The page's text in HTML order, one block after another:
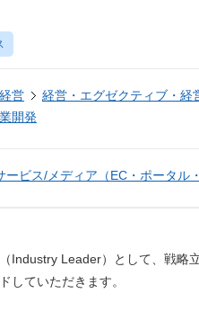
営
経営・エグゼクティブ・経
開発
ービス/メディア（EC・ポータル
Industry Leader）として、戦略
していただきます。